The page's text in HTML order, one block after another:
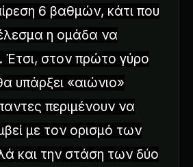
6 βαθμών, κάτι που
η ομάδα να
Έτσι, στον πρώτο γύρο
υπάρξει «αιώνιο»
περιμένουν να
με τον ορισμό των
και την στάση των δύο